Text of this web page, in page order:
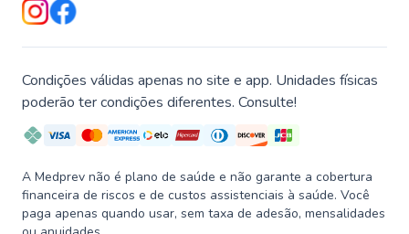
Condições válidas apenas no site e app. Unidades físicas
poderão ter condições diferentes. Consulte!
A Medprev não é plano de saúde e não garante a cobertura
financeira de riscos e de custos assistenciais à saúde. Você
paga apenas quando usar, sem taxa de adesão, mensalidades